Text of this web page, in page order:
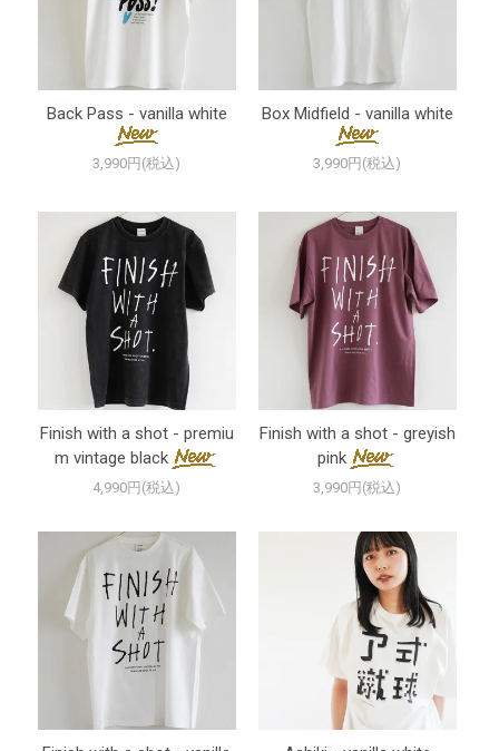
Back Pass - vanilla white
3,990円(税込)
Box Midfield - vanilla white
3,990円(税込)
Finish with a shot - premiu
m vintage black
4,990円(税込)
Finish with a shot - greyish
pink
3,990円(税込)